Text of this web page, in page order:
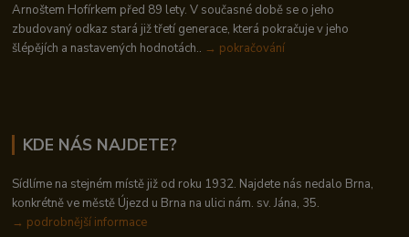
Arnoštem Hofírkem před 89 lety. V současné době se o jeho
zbudovaný odkaz stará již třetí generace, která pokračuje v jeho
šlépějích a nastavených hodnotách.. → pokračování
KDE NÁS NAJDETE?
Sídlíme na stejném místě již od roku 1932. Najdete nás nedalo Brna,
konkrétně ve městě Újezd u Brna na ulici nám. sv. Jána, 35.
→ podrobnější informace